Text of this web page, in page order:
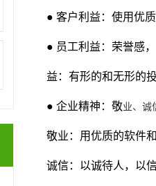
● 客户利益：使用优
● 员工利益：荣誉感
益：有形的和无形的
● 企业精神：敬业、诚
敬业：用优质的软件
诚信：以诚待人，以